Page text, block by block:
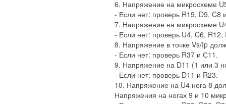
6. Напряжение на микросхеме
- Если нет: проверь R19, D9, C8
7. Напряжение на микросхеме
- Если нет: проверь U4, C6, R12,
8. Напряжение в точке Vs/Ip
- Если нет: проверь R37 и С11.
9. Напряжение на D11 (1 или 3
- Если нет: проверь D11 и R23.
10. Напряжение на U4 нога 8
Напряжения на ногах 9 и 10